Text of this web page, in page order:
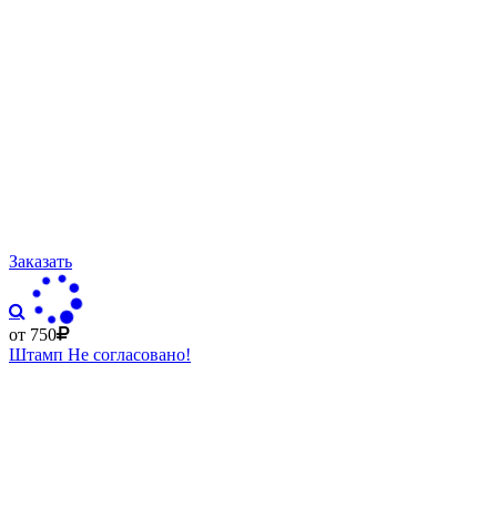
Заказать
от 750
Штамп Не согласовано!